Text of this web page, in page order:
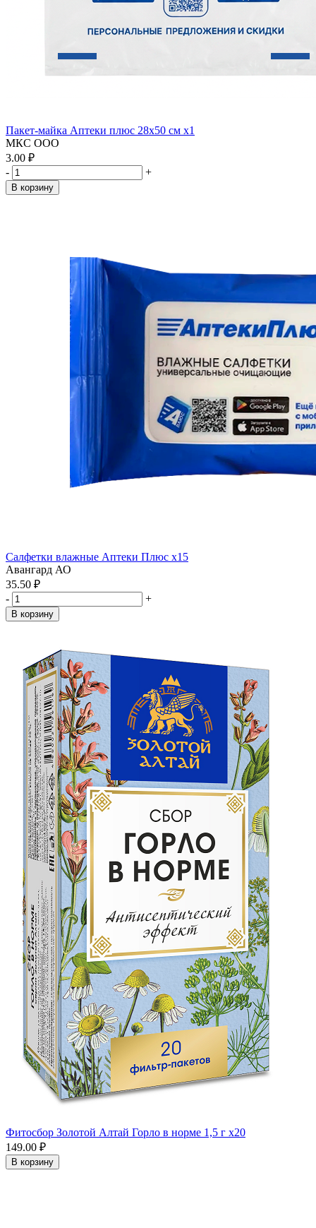
Пакет-майка Аптеки плюс 28х50 см x1
МКС ООО
3.00 ₽
-
+
В корзину
Салфетки влажные Аптеки Плюс x15
Авангард АО
35.50 ₽
-
+
В корзину
Фитосбор Золотой Алтай Горло в норме 1,5 г x20
149.00 ₽
В корзину